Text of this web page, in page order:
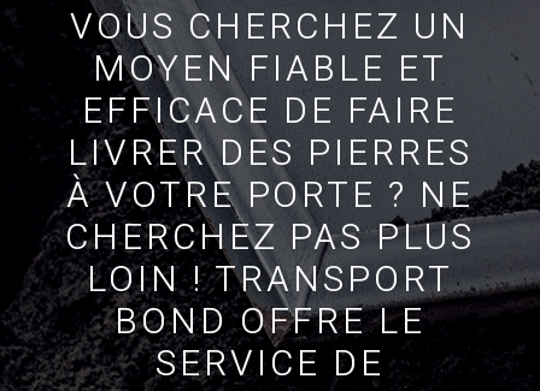
VOUS CHERCHEZ UN
MOYEN FIABLE ET
EFFICACE DE FAIRE
LIVRER DES PIERRES
À VOTRE PORTE ? NE
CHERCHEZ PAS PLUS
LOIN ! TRANSPORT
BOND OFFRE LE
SERVICE DE